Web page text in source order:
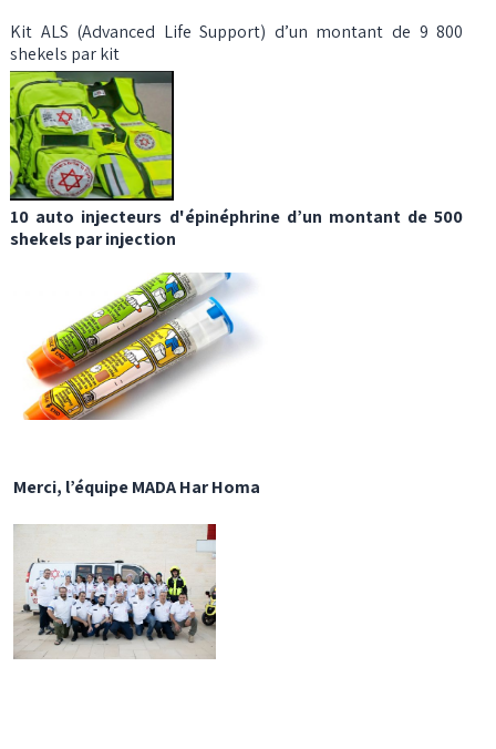
Kit ALS (Advanced Life Support) d’un montant de 9 800
shekels par kit
10 auto injecteurs d'épinéphrine d’un montant de 500
shekels par injection
Merci, l’équipe MADA Har Homa